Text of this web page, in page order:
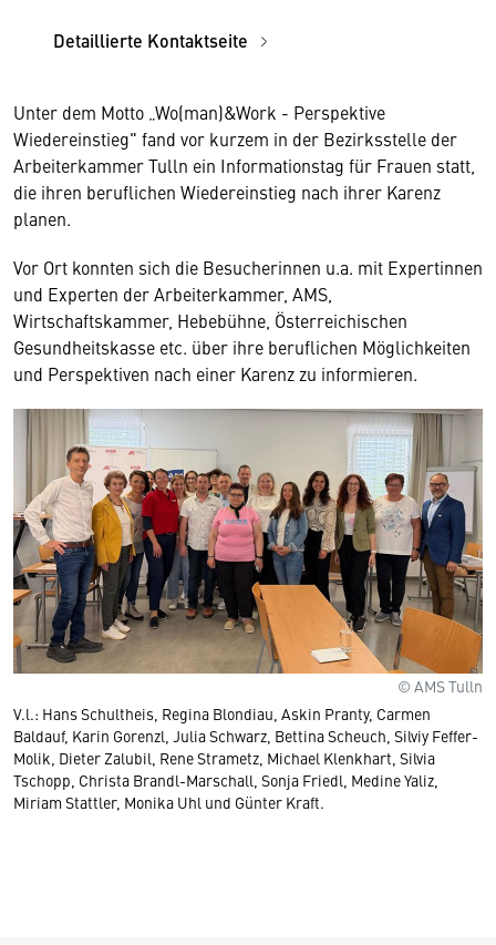
Detaillierte Kontaktseite
Unter dem Motto „Wo(man)&Work - Perspektive
Wiedereinstieg" fand vor kurzem in der Bezirksstelle der
Arbeiterkammer Tulln ein Informationstag für Frauen statt,
die ihren beruflichen Wiedereinstieg nach ihrer Karenz
planen.
Vor Ort konnten sich die Besucherinnen u.a. mit Expertinnen
und Experten der Arbeiterkammer, AMS,
Wirtschaftskammer, Hebebühne, Österreichischen
Gesundheitskasse etc. über ihre beruflichen Möglichkeiten
und Perspektiven nach einer Karenz zu informieren.
© AMS Tulln
V.l.: Hans Schultheis, Regina Blondiau, Askin Pranty, Carmen
Baldauf, Karin Gorenzl, Julia Schwarz, Bettina Scheuch, Silviy Feffer-
Molik, Dieter Zalubil, Rene Strametz, Michael Klenkhart, Silvia
Tschopp, Christa Brandl-Marschall, Sonja Friedl, Medine Yaliz,
Miriam Stattler, Monika Uhl und Günter Kraft.